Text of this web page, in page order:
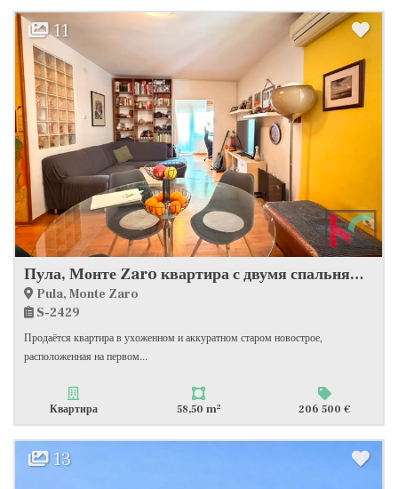
11
Пула, Монте Zaro квартира с двумя спальнями 72,51m2 в отличном месте
Pula, Monte Zaro
S-2429
Продаётся квартира в ухоженном и аккуратном старом новострое,
расположенная на первом...
Квартира 58,50 m2 206 500 €
13